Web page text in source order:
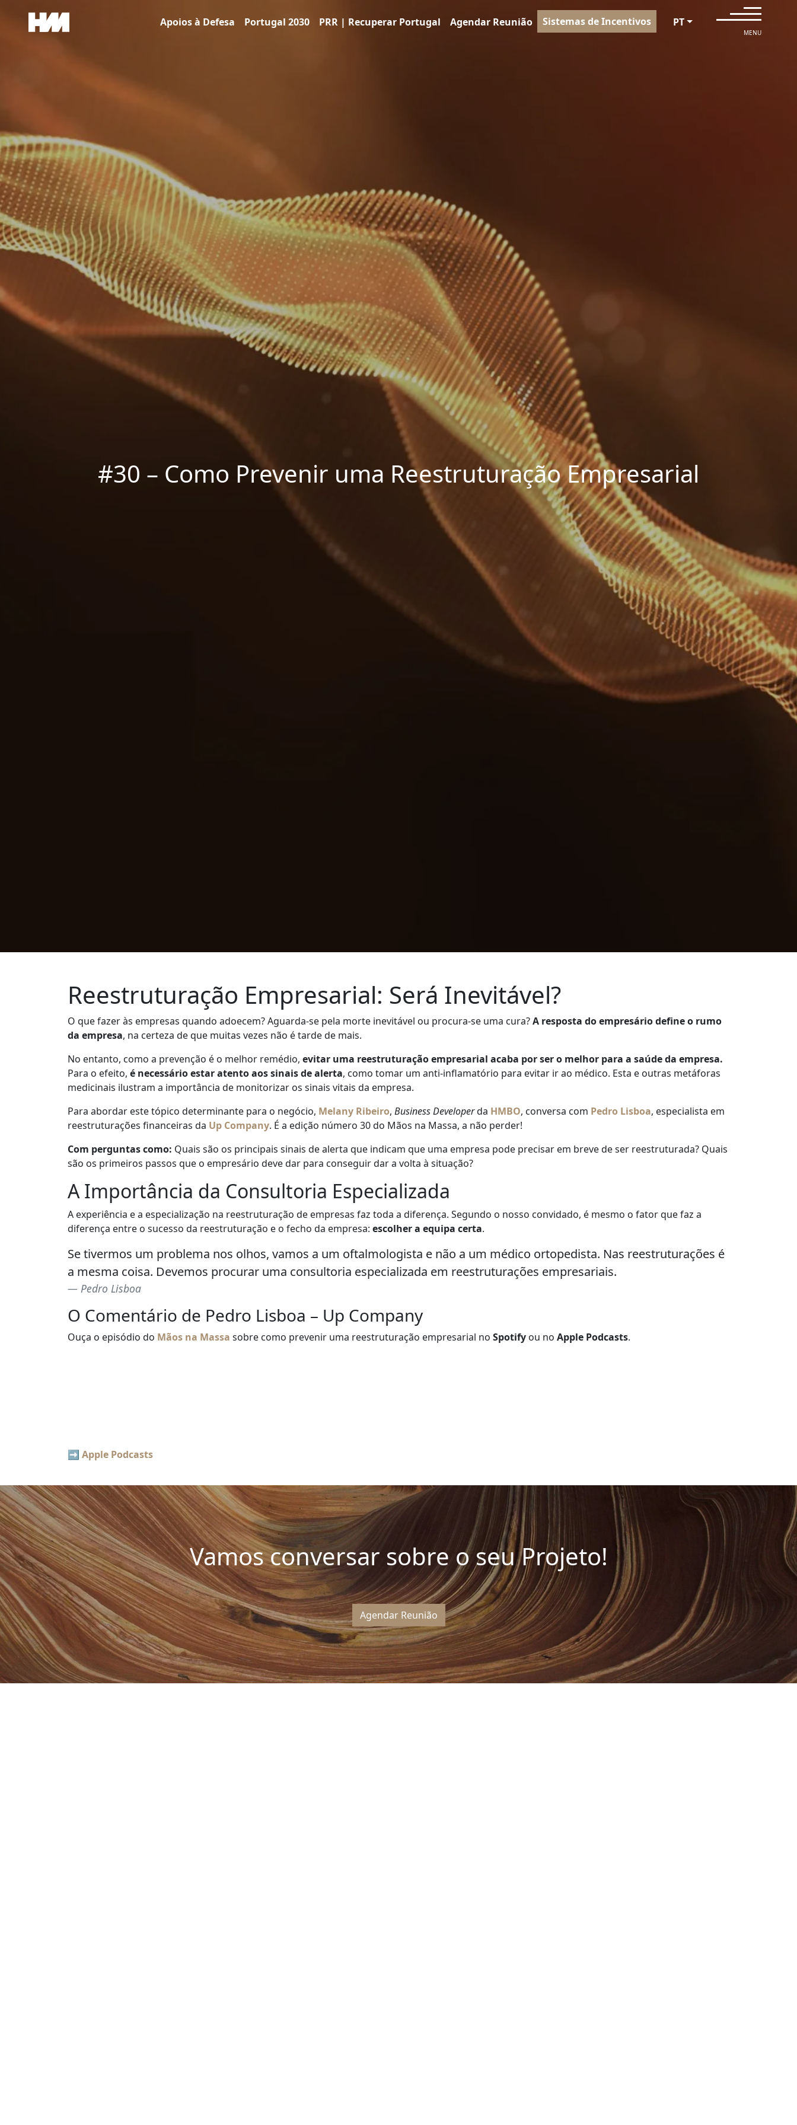
Main Navigation Apoios à Defesa Portugal 2030 PRR | Recuperar Portugal Agendar Reunião Sistemas de Incentivos PT
MENU
#30 – Como Prevenir uma Reestruturação Empresarial
Reestruturação Empresarial: Será Inevitável?
O que fazer às empresas quando adoecem? Aguarda-se pela morte inevitável ou procura-se uma cura?A resposta do empresário define o rumo
da empresa, na certeza de que muitas vezes não é tarde de mais.
No entanto, como a prevenção é o melhor remédio, evitar uma reestruturação empresarial acaba por ser o melhor para a saúde da empresa.
Para o efeito, é necessário estar atento aos sinais de alerta, como tomar um anti-inflamatório para evitar ir ao médico. Esta e outras metáforas
medicinais ilustram a importância de monitorizar os sinais vitais da empresa.
Para abordar este tópico determinante para o negócio, Melany Ribeiro, Business Developerda HMBO, conversa com Pedro Lisboa, especialista em
reestruturações financeiras da Up Company. É a edição número 30 do Mãos na Massa, a não perder!
Com perguntas como: Quais são os principais sinais de alerta que indicam que uma empresa pode precisar em breve de ser reestruturada? Quais
são os primeiros passos que o empresário deve dar para conseguir dar a volta à situação?
A Importância da Consultoria Especializada
A experiência e a especialização na reestruturação de empresas faz toda a diferença. Segundo o nosso convidado, é mesmo o fator que faz a
diferença entre o sucesso da reestruturação e o fecho da empresa: escolher a equipa certa.
Se tivermos um problema nos olhos, vamos a um oftalmologista e não a um médico ortopedista. Nas reestruturações é
a mesma coisa. Devemos procurar uma consultoria especializada em reestruturações empresariais.
Pedro Lisboa
O Comentário de Pedro Lisboa – Up Company
Ouça o episódio do Mãos na Massa sobre como prevenir uma reestruturação empresarial no Spotify ou no Apple Podcasts.
➡️ Apple Podcasts
Vamos conversar sobre o seu Projeto!
Agendar Reunião